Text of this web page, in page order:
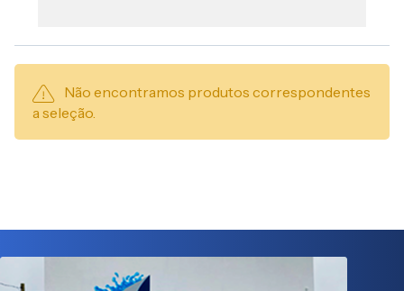
Não encontramos produtos correspondentes
a seleção.